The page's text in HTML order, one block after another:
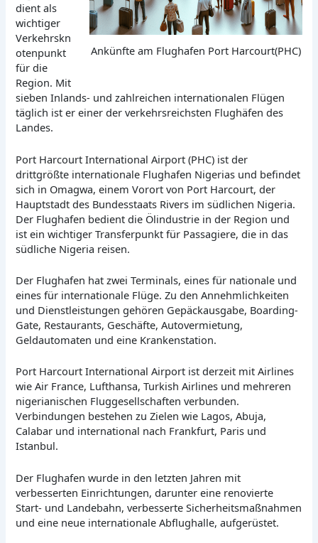
Ankünfte am Flughafen Port Harcourt(PHC)
dient als
wichtiger
Verkehrskn
otenpunkt
für die
Region. Mit
sieben Inlands- und zahlreichen internationalen Flügen
täglich ist er einer der verkehrsreichsten Flughäfen des
Landes.
Port Harcourt International Airport (PHC) ist der
drittgrößte internationale Flughafen Nigerias und befindet
sich in Omagwa, einem Vorort von Port Harcourt, der
Hauptstadt des Bundesstaats Rivers im südlichen Nigeria.
Der Flughafen bedient die Ölindustrie in der Region und
ist ein wichtiger Transferpunkt für Passagiere, die in das
südliche Nigeria reisen.
Der Flughafen hat zwei Terminals, eines für nationale und
eines für internationale Flüge. Zu den Annehmlichkeiten
und Dienstleistungen gehören Gepäckausgabe, Boarding-
Gate, Restaurants, Geschäfte, Autovermietung,
Geldautomaten und eine Krankenstation.
Port Harcourt International Airport ist derzeit mit Airlines
wie Air France, Lufthansa, Turkish Airlines und mehreren
nigerianischen Fluggesellschaften verbunden.
Verbindungen bestehen zu Zielen wie Lagos, Abuja,
Calabar und international nach Frankfurt, Paris und
Istanbul.
Der Flughafen wurde in den letzten Jahren mit
verbesserten Einrichtungen, darunter eine renovierte
Start- und Landebahn, verbesserte Sicherheitsmaßnahmen
und eine neue internationale Abflughalle, aufgerüstet.